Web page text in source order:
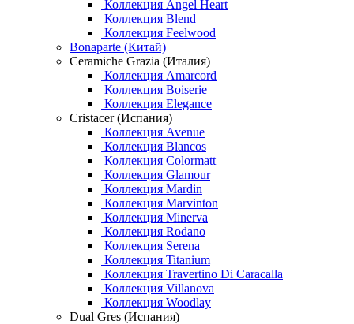
Коллекция Angel Heart
Коллекция Blend
Коллекция Feelwood
Bonaparte (Китай)
Ceramiche Grazia (Италия)
Коллекция Amarcord
Коллекция Boiserie
Коллекция Elegance
Cristacer (Испания)
Коллекция Avenue
Коллекция Blancos
Коллекция Colormatt
Коллекция Glamour
Коллекция Mardin
Коллекция Marvinton
Коллекция Minerva
Коллекция Rodano
Коллекция Serena
Коллекция Titanium
Коллекция Travertino Di Caracalla
Коллекция Villanova
Коллекция Woodlay
Dual Gres (Испания)